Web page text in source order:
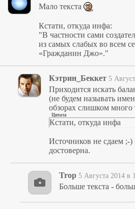
Мало текста
Кстати, откуда инфа:
"В частности сами
из самых слабых во всем
«Гражданин Джо»."
Кэтрин_Беккет 5
Приходится искать
(не будем называть
обзорах слишком много
Цитата
Кстати, откуда инфа
Источников не сдаем
достоверна.
Trop 5 Августа 2014 в
Больше текста -